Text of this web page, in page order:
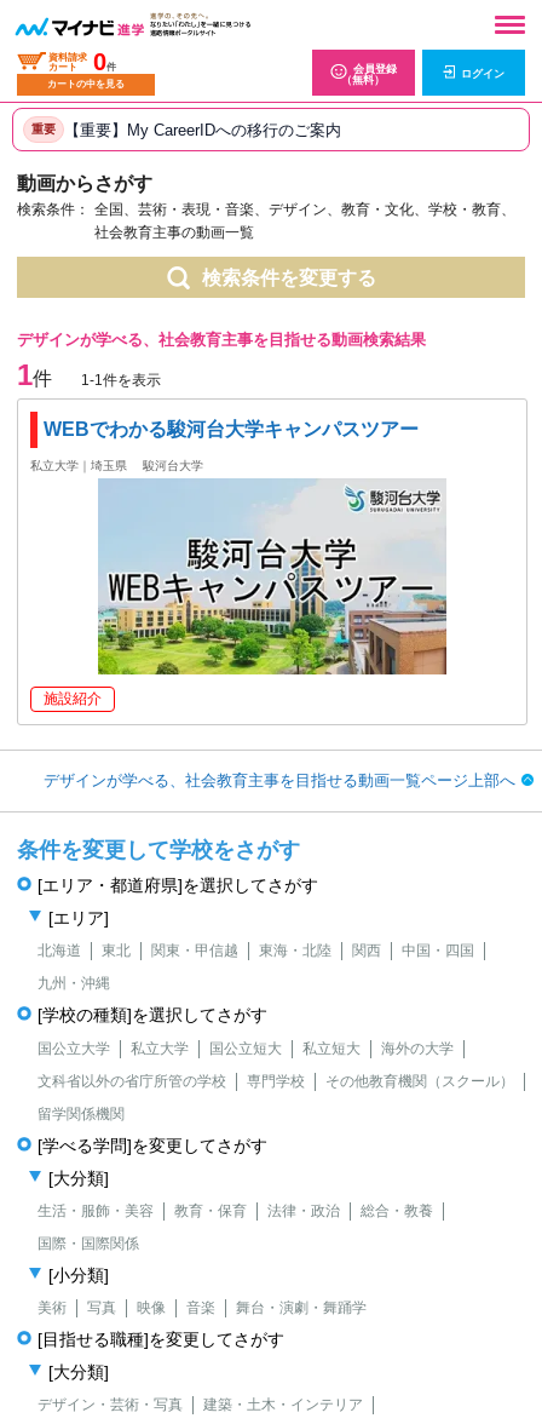
資料請求
カート
0件
カートの中を見る
会員登録
（無料）
ログイン
重要 【重要】My CareerIDへの移行のご案内
動画からさがす
検索条件：
全国、芸術・表現・音楽、デザイン、教育・文化、学校・教育、
社会教育主事の動画一覧
検索条件を変更する
デザインが学べる、社会教育主事を目指せる動画検索結果
1件 1-1件を表示
WEBでわかる駿河台大学キャンパスツアー
私立大学｜埼玉県 駿河台大学
施設紹介
デザインが学べる、社会教育主事を目指せる動画一覧ページ上部へ
条件を変更して学校をさがす
[エリア・都道府県]を選択してさがす
[エリア]
北海道 東北 関東・甲信越 東海・北陸 関西
中国・四国
九州・沖縄
[学校の種類]を選択してさがす
国公立大学 私立大学 国公立短大 私立短大
海外の大学
文科省以外の省庁所管の学校
専門学校
その他教育機関（スクール）
留学関係機関
[学べる学問]を変更してさがす
[大分類]
生活・服飾・美容 教育・保育 法律・政治
総合・教養
国際・国際関係
[小分類]
美術 写真 映像 音楽 舞台・演劇・舞踊学
[目指せる職種]を変更してさがす
[大分類]
デザイン・芸術・写真
建築・土木・インテリア